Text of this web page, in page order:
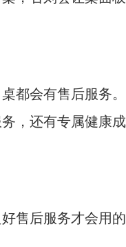
都会有售后服务。
，还有专属健康成
售后服务才会用的